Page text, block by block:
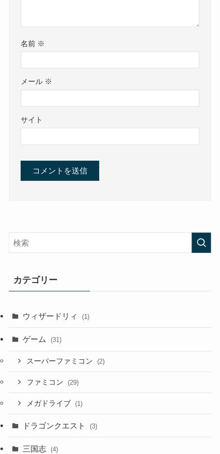
名前 ※
メール ※
サイト
カテゴリー
ウィザードリィ (1)
ゲーム (31)
スーパーファミコン (2)
ファミコン (29)
メガドライブ (1)
ドラゴンクエスト (3)
三国志 (4)